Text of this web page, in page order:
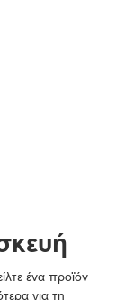
ένα προϊόν
για τη